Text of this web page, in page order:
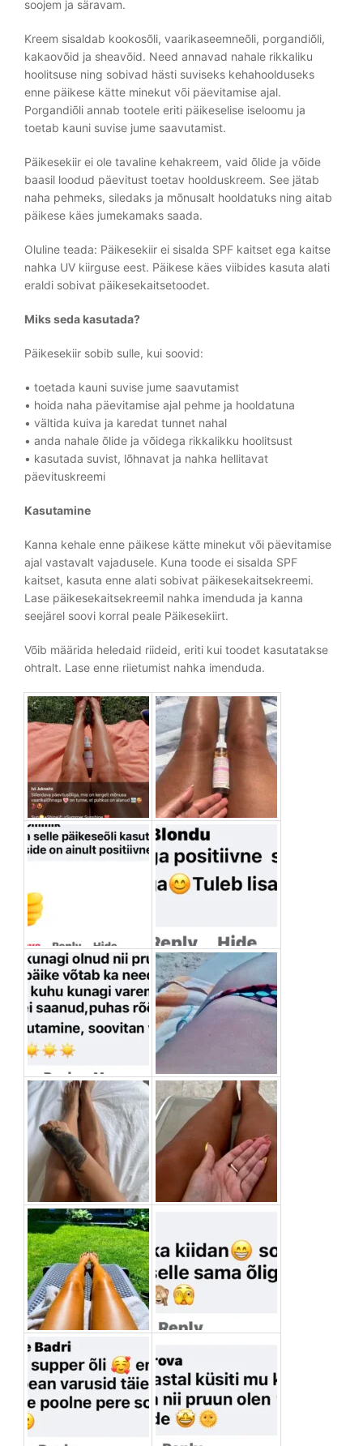
soojem ja säravam.
Kreem sisaldab kookosõli, vaarikaseemneõli, porgandiõli,
kakaovõid ja sheavõid. Need annavad nahale rikkaliku
hoolitsuse ning sobivad hästi suviseks kehahoolduseks
enne päikese kätte minekut või päevitamise ajal.
Porgandiõli annab tootele eriti päikeselise iseloomu ja
toetab kauni suvise jume saavutamist.
Päikesekiir ei ole tavaline kehakreem, vaid õlide ja võide
baasil loodud päevitust toetav hoolduskreem. See jätab
naha pehmeks, siledaks ja mõnusalt hooldatuks ning aitab
päikese käes jumekamaks saada.
Oluline teada: Päikesekiir ei sisalda SPF kaitset ega kaitse
nahka UV kiirguse eest. Päikese käes viibides kasuta alati
eraldi sobivat päikesekaitsetoodet.
Miks seda kasutada?
Päikesekiir sobib sulle, kui soovid:
• toetada kauni suvise jume saavutamist
• hoida naha päevitamise ajal pehme ja hooldatuna
• vältida kuiva ja karedat tunnet nahal
• anda nahale õlide ja võidega rikkalikku hoolitsust
• kasutada suvist, lõhnavat ja nahka hellitavat
päevituskreemi
Kasutamine
Kanna kehale enne päikese kätte minekut või päevitamise
ajal vastavalt vajadusele. Kuna toode ei sisalda SPF
kaitset, kasuta enne alati sobivat päikesekaitsekreemi.
Lase päikesekaitsekreemil nahka imenduda ja kanna
seejärel soovi korral peale Päikesekiirt.
Võib määrida heledaid riideid, eriti kui toodet kasutatakse
ohtralt. Lase enne riietumist nahka imenduda.